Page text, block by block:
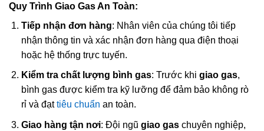
Quy Trình Giao Gas An Toàn:
Tiếp nhận đơn hàng: Nhân viên của chúng tôi tiếp
nhận thông tin và xác nhận đơn hàng qua điện thoại
hoặc hệ thống trực tuyến.
Kiểm tra chất lượng bình gas: Trước khi giao gas,
bình gas được kiểm tra kỹ lưỡng để đảm bảo không rò
rỉ và đạttiêu chuẩn an toàn.
Giao hàng tận nơi: Đội ngũ giao gaschuyên nghiệp,